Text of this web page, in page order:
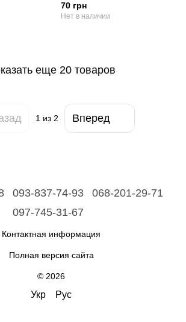
70 грн
Нет в наличии
еще 20 товаров
1 из 2 Вперед
093-837-74-93
068-201-29-71
097-745-31-67
Контактная информация
Полная версия сайта
© 2026
Укр Рус